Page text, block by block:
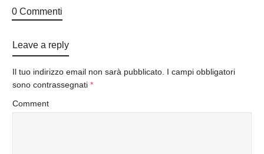
0 Commenti
Leave a reply
Il tuo indirizzo email non sarà pubblicato. I campi obbligatori
sono contrassegnati *
Comment